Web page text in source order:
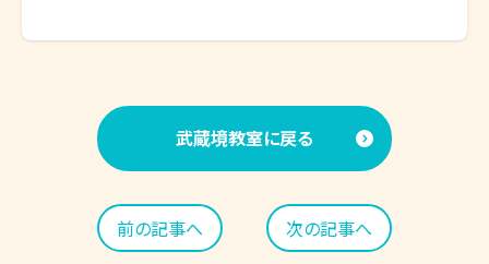
武蔵境教室に戻る
前の記事へ 次の記事へ